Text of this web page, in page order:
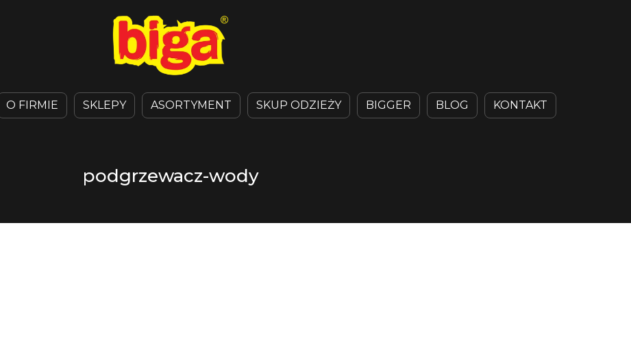
O FIRMIE SKLEPY ASORTYMENT SKUP ODZIEŻY BIGGER BLOG KONTAKT
podgrzewacz-wody